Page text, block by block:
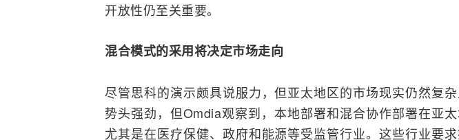
开放性仍至关重要。
混合模式的采用将决定市场走向
尽管思科的演示颇具说服力，但亚太地区的市场现实仍然复
势头强劲，但Omdia观察到，本地部署和混合协作部署在亚太
尤其是在医疗保健、政府和能源等受监管行业。这些行业要